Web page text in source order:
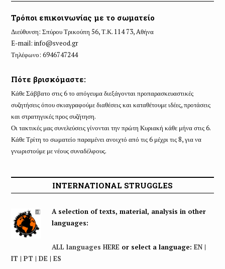
Τρόποι επικοινωνίας με το σωματείο
Διεύθυνση: Σπύρου Τρικούπη 56, Τ.Κ. 114 73, Aθήνα
E-mail: info@sveod.gr
Τηλέφωνο: 6946747244
Πότε βρισκόμαστε:
Κάθε Σάββατο στις 6 το απόγευμα διεξάγονται προπαρασκευαστικές
συζητήσεις όπου σκιαγραφούμε διαθέσεις και καταθέτουμε ιδέες, προτάσεις
και στρατηγικές προς συζήτηση.
Οι τακτικές μας συνελεύσεις γίνονται την πρώτη Κυριακή κάθε μήνα στις 6.
Κάθε Τρίτη το σωματείο παραμένει ανοιχτό από τις 6 μέχρι τις 8, για να
γνωριστούμε με νέους συναδέλφους.
INTERNATIONAL STRUGGLES
A selection of texts, material, analysis in other
languages:
ALL languages HEREor select a language: EN|
IT | PT | DE | ES